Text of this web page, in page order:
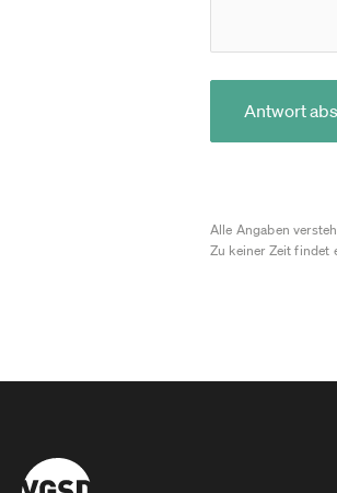
Antwort
Alle Angaben
Zu keiner Zeit findet